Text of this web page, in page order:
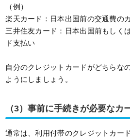
（例）
楽天カード：日本出国前の交通費の
三井住友カード：日本出国前もしく
ド支払い
自分のクレジットカードがどちらな
ようにしましょう。
（3）事前に手続きが必要なカ
通常は、利用付帯のクレジットカー